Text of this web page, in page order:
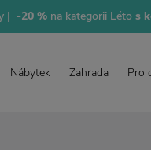
| -20 %na kategorii Létos
Nábytek Zahrada Pro